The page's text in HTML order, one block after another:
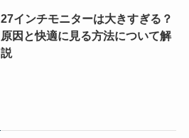
27インチモニターは大きすぎる？
原因と快適に見る方法について解
説